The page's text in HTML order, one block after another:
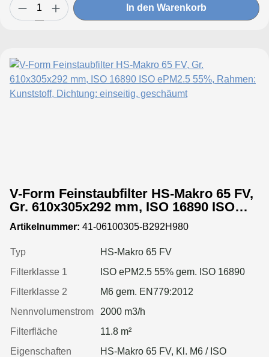
In den Warenkorb
V-Form Feinstaubfilter HS-Makro 65 FV,
Gr. 610x305x292 mm, ISO 16890 ISO
ePM2.5 55%, Rahmen: Kunststoff,
Dichtung: einseitig, geschäumt
Artikelnummer: 41-06100305-B292H980
Typ
HS-Makro 65 FV
Filterklasse 1
ISO ePM2.5 55% gem. ISO 16890
Filterklasse 2
M6 gem. EN779:2012
Nennvolumenstrom
2000 m3/h
Filterfläche
11.8 m²
Eigenschaften
HS-Makro 65 FV, Kl. M6 / ISO